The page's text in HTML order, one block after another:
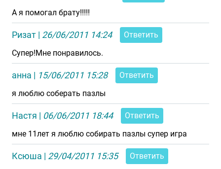
А я помогал брату!!!!!
Ризат | 26/06/2011 14:24
Ответить
Супер!Мне понравилось.
анна | 15/06/2011 15:28
Ответить
я люблю соберать пазлы
Настя | 06/06/2011 18:44
Ответить
мне 11лет я люблю собирать пазлы супер игра
Ксюша | 29/04/2011 15:35
Ответить